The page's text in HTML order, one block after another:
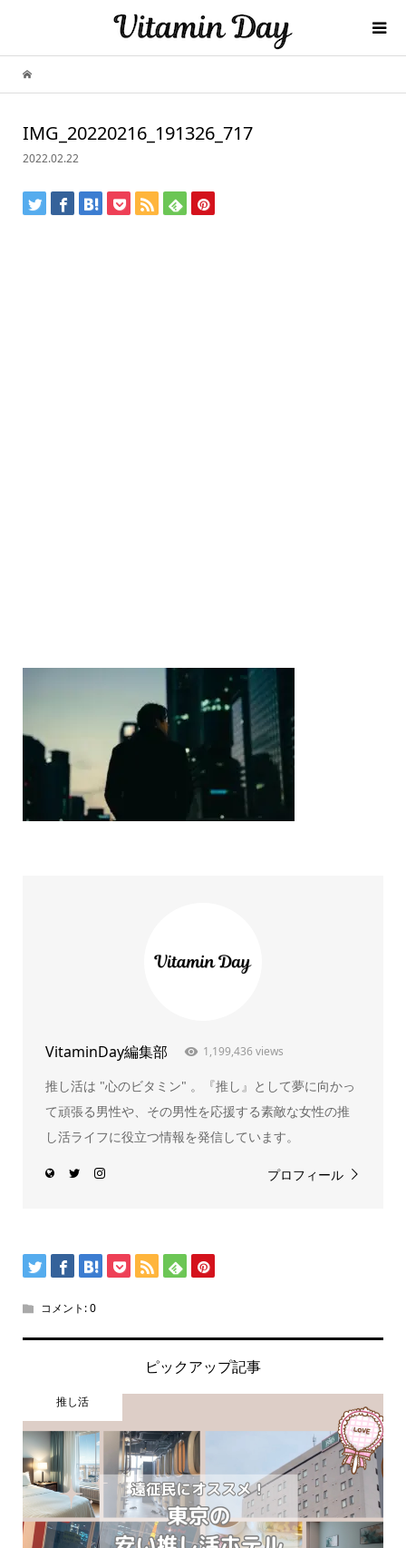
IMG_20220216_191326_717
2022.02.22
VitaminDay編集部 1,199,436 views
推し活は "心のビタミン" 。『推し』として夢に向かっ
て頑張る男性や、その男性を応援する素敵な女性の推
し活ライフに役立つ情報を発信しています。
プロフィール
コメント:0
ピックアップ記事
推し活